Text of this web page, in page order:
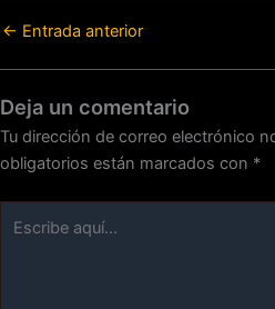
← Entrada anterior
Deja un comentario
Tu dirección de correo electrónico
obligatorios están marcados con *
aquí...